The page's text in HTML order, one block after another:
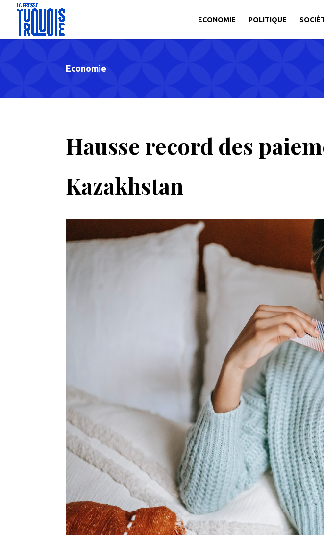
ECONOMIE POLITIQUE
Economie
Hausse record des
Kazakhstan